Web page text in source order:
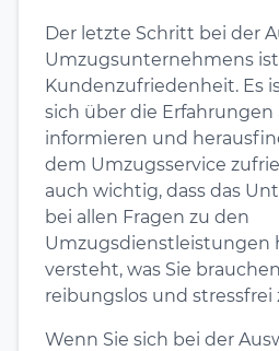
Der letzte Schritt bei der
Umzugsunternehmens
Kundenzufriedenheit. Es
sich über die
informieren und
dem Umzugsservice
auch wichtig, dass das
bei allen Fragen zu den
Umzugsdienstleistungen
versteht, was Sie
reibungslos und stressfrei
Wenn Sie sich bei der